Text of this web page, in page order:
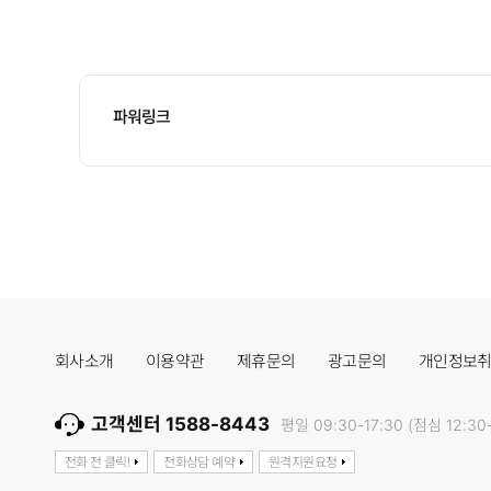
파워링크
회사소개 이용약관 제휴문의 광고문의 개인정보
고객센터 1588-8443 평일 09:30-17:30 (점심
전화 전 클릭! 전화상담 예약 원격지원요청